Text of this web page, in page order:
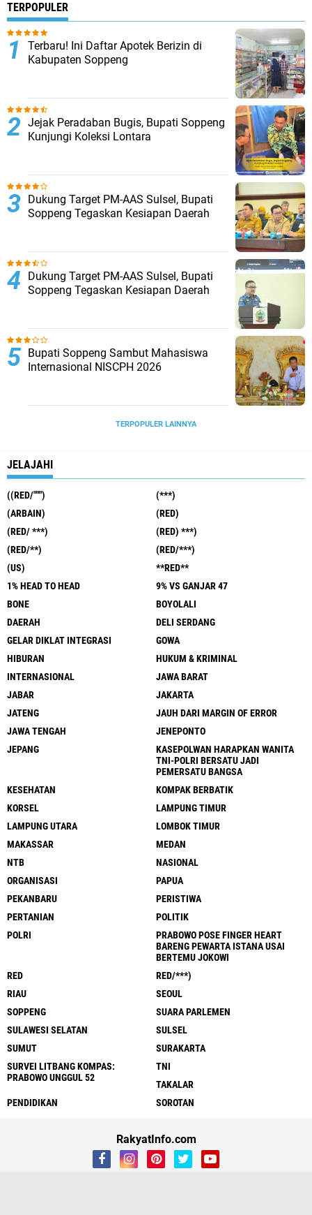
TERPOPULER
Terbaru! Ini Daftar Apotek Berizin di
Kabupaten Soppeng
Jejak Peradaban Bugis, Bupati Soppeng
Kunjungi Koleksi Lontara
Dukung Target PM-AAS Sulsel, Bupati
Soppeng Tegaskan Kesiapan Daerah
Dukung Target PM-AAS Sulsel, Bupati
Soppeng Tegaskan Kesiapan Daerah
Bupati Soppeng Sambut Mahasiswa
Internasional NISCPH 2026
TERPOPULER LAINNYA
JELAJAHI
((RED/""")
(***)
(ARBAIN)
(RED)
(RED/ ***)
(RED) ***)
(RED/**)
(RED/***)
(US)
**RED**
1% HEAD TO HEAD
9% VS GANJAR 47
BONE
BOYOLALI
DAERAH
DELI SERDANG
GELAR DIKLAT INTEGRASI
GOWA
HIBURAN
HUKUM & KRIMINAL
INTERNASIONAL
JAWA BARAT
JABAR
JAKARTA
JATENG
JAUH DARI MARGIN OF ERROR
JAWA TENGAH
JENEPONTO
JEPANG
KASEPOLWAN HARAPKAN WANITA
TNI-POLRI BERSATU JADI
PEMERSATU BANGSA
KESEHATAN
KOMPAK BERBATIK
KORSEL
LAMPUNG TIMUR
LAMPUNG UTARA
LOMBOK TIMUR
MAKASSAR
MEDAN
NTB
NASIONAL
ORGANISASI
PAPUA
PEKANBARU
PERISTIWA
PERTANIAN
POLITIK
POLRI
PRABOWO POSE FINGER HEART
BARENG PEWARTA ISTANA USAI
BERTEMU JOKOWI
RED
RED/***)
RIAU
SEOUL
SOPPENG
SUARA PARLEMEN
SULAWESI SELATAN
SULSEL
SUMUT
SURAKARTA
SURVEI LITBANG KOMPAS:
PRABOWO UNGGUL 52
TNI
TAKALAR
PENDIDIKAN
SOROTAN
RakyatInfo.com